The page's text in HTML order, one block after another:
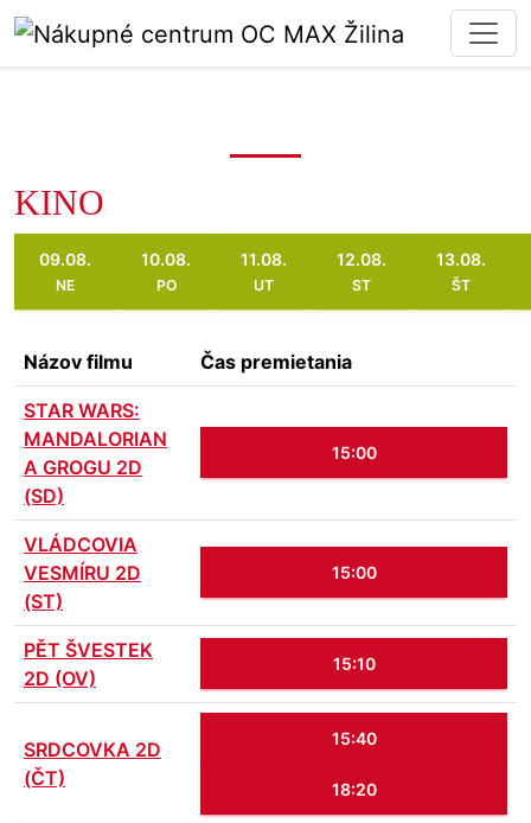
KINO
09.08.
NE
10.08.
PO
11.08.
UT
12.08.
ST
13.08.
ŠT
Názov filmu Čas premietania
STAR WARS:
MANDALORIAN
A GROGU 2D
(SD)
15:00
VLÁDCOVIA
VESMÍRU 2D
(ST)
15:00
PĚT ŠVESTEK
2D (OV)
15:10
SRDCOVKA 2D
(ČT)
15:40
18:20